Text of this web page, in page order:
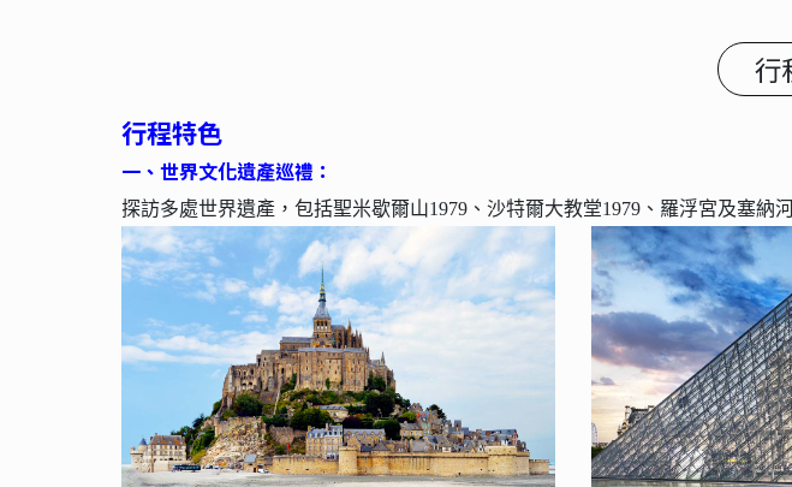
行
行程特色
一、 世界文化遺產巡禮：
探訪多處世界遺產，包括聖米歇爾山1979、沙特爾大教堂1979、羅浮宮及塞納